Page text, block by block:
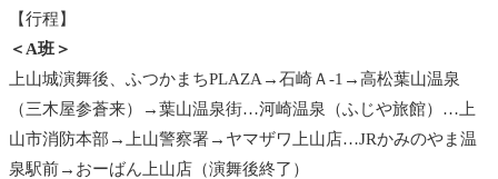
【行程】
＜A班＞
上山城演舞後、ふつかまちPLAZA→石崎Ａ-1→高松葉山温泉
（三木屋参蒼来）→葉山温泉街…河崎温泉（ふじや旅館）…上
山市消防本部→上山警察署→ヤマザワ上山店…JRかみのやま温
泉駅前→おーばん上山店（演舞後終了）